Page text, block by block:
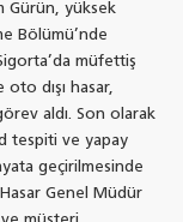
Gürün, yüksek
Bölümü’nde
müfettiş
dışı hasar,
aldı. Son olarak
tespiti ve yapay
geçirilmesinde
Genel Müdür